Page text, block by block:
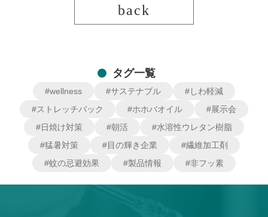
back
タグ一覧
#wellness #サステナブル
#しわ軽減
#ストレッチバック
#ホホバオイル
#展示会
#日焼け対策
#朝活
#水溶性ウレタン樹脂
#猛暑対策
#目の輝き企業
#繊維加工剤
#蚊の忌避効果
#製品情報 #非フッ素